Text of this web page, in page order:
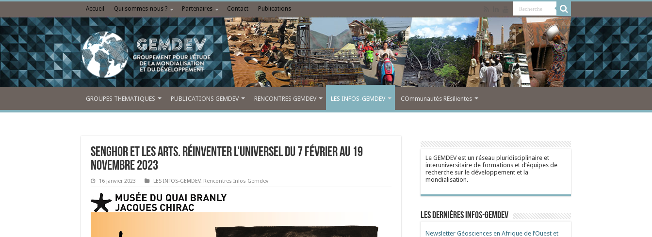
Accueil Qui sommes-nous ? Partenaires Contact Publications
GROUPES THEMATIQUES PUBLICATIONS GEMDEV RENCONTRES GEMDEV LES INFOS-GEMDEV COmmunautés REsilientes
Senghor et les arts. Réinventer l’universel du 7 février au 19
novembre 2023
16 janvier 2023 LES INFOS-GEMDEV, Rencontres Infos Gemdev
Le GEMDEV est un réseau pluridisciplinaire et
interuniversitaire de formations et d’équipes de
recherche sur le développement et la
mondialisation.
Les dernières Infos-Gemdev
Newsletter Géosciences en Afrique de l’Ouest et